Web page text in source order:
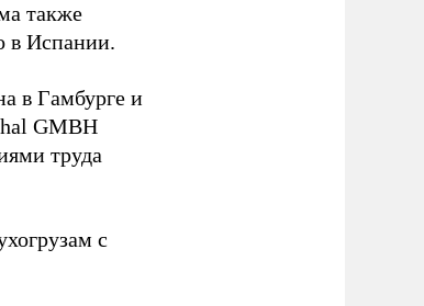
также
в Испании.
в Гамбурге и
GMBH
труда
с